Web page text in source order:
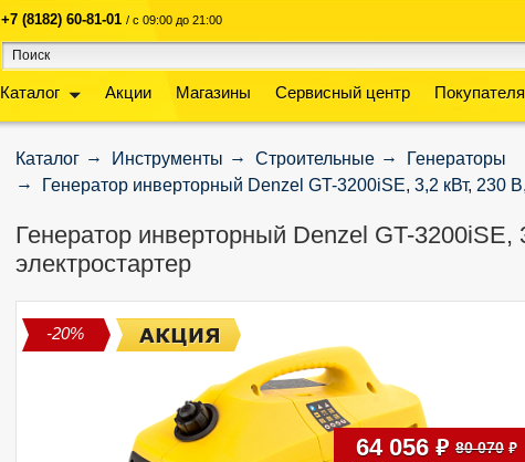
+7 (8182) 60-81-01 / с 09:00 до 21:00
Каталог Акции Магазины Сервисный центр
Каталог Инструменты Строительные
Генераторы
Генератор инверторный Denzel GT-3200iSE, 3,2 кВт, 230
Генератор инверторный Denzel GT-
электростартер
-20%
64 056 руб 80 070 руб